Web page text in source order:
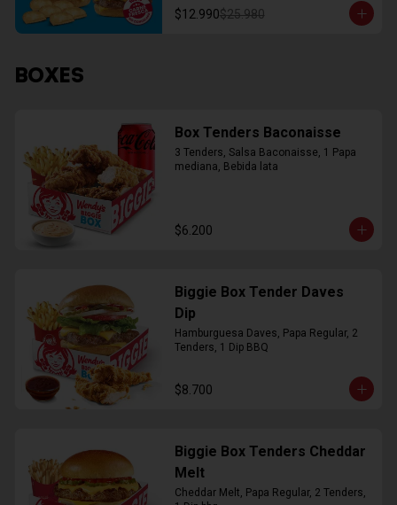
$12.990$25.980
BOXES
Box Tenders Baconaisse
3 Tenders, Salsa Baconaisse, 1 Papa
mediana, Bebida lata
$6.200
Biggie Box Tender Daves
Dip
Hamburguesa Daves, Papa Regular, 2
Tenders, 1 Dip BBQ
$8.700
Biggie Box Tenders Cheddar
Melt
Cheddar Melt, Papa Regular, 2 Tenders,